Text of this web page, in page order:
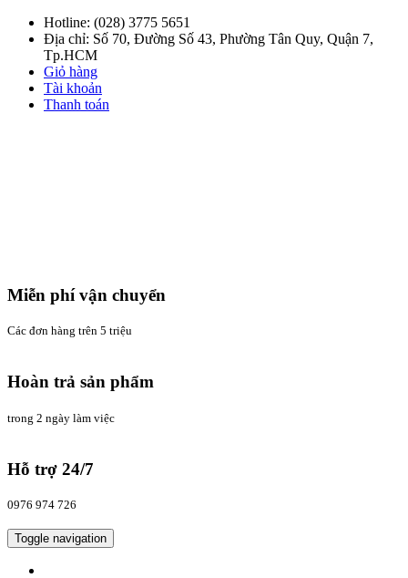
Hotline: (028) 3775 5651
Địa chỉ: Số 70, Đường Số 43, Phường Tân Quy, Quận 7,
Tp.HCM
Giỏ hàng
Tài khoản
Thanh toán
Miễn phí vận chuyển
Các đơn hàng trên 5 triệu
Hoàn trả sản phẩm
trong 2 ngày làm việc
Hỗ trợ 24/7
0976 974 726
Toggle navigation